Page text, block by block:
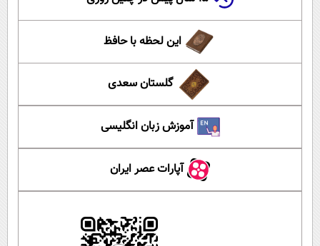
این لحظه با حافظ
گلستان سعدی
آموزش زبان انگلیسی
آپارات عصر ایران